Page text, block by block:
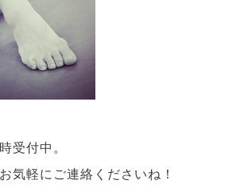
受付中。
気軽にご連絡くださいね！